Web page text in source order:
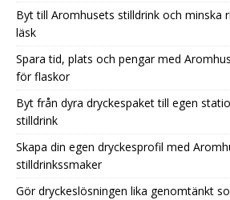
Byt till Aromhusets stilldrink och minska
läsk
Spara tid, plats och pengar med
för flaskor
Byt från dyra dryckespaket till egen
stilldrink
Skapa din egen dryckesprofil med
stilldrinkssmaker
Gör dryckeslösningen lika genomtänkt